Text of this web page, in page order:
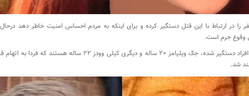
را در ارتباط با این قتل دستگیر کرده و برای اینکه به مردم احساس امنیت خاطر دهد
وقوع جرم است.
یکی از این افراد دستگیر شده، جک ویلیامز ۲۰ ساله و دیگری کیلی وودز ۲۲ ساله
شد.